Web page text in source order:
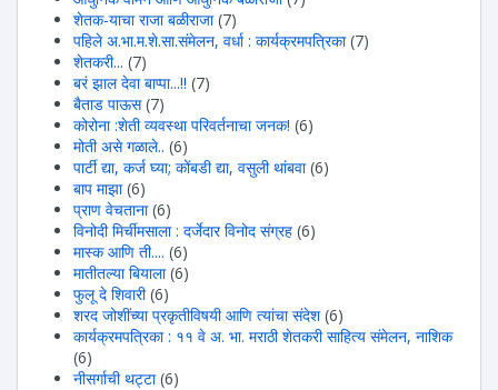
शेतक-याचा राजा बळीराजा (7)
पहिले अ.भा.म.शे.सा.संमेलन, वर्धा : कार्यक्रमपत्रिका (7)
शेतकरी... (7)
बरं झाल देवा बाप्पा...!! (7)
बैताड पाऊस (7)
कोरोना :शेती व्यवस्था परिवर्तनाचा जनक! (6)
मोती असे गळाले.. (6)
पार्टी द्या, कर्ज घ्या; कोंबडी द्या, वसुली थांबवा (6)
बाप माझा (6)
प्राण वेचताना(6)
विनोदी मिर्चीमसाला : दर्जेदार विनोद संग्रह (6)
मास्क आणि ती.... (6)
मातीतल्या बियाला(6)
फुलू दे शिवारी (6)
शरद जोशींच्या प्रकृतीविषयी आणि त्यांचा संदेश (6)
कार्यक्रमपत्रिका : ११ वे अ. भा. मराठी शेतकरी साहित्य संमेलन, नाशिक
(6)
नीसर्गाची थट्टा (6)